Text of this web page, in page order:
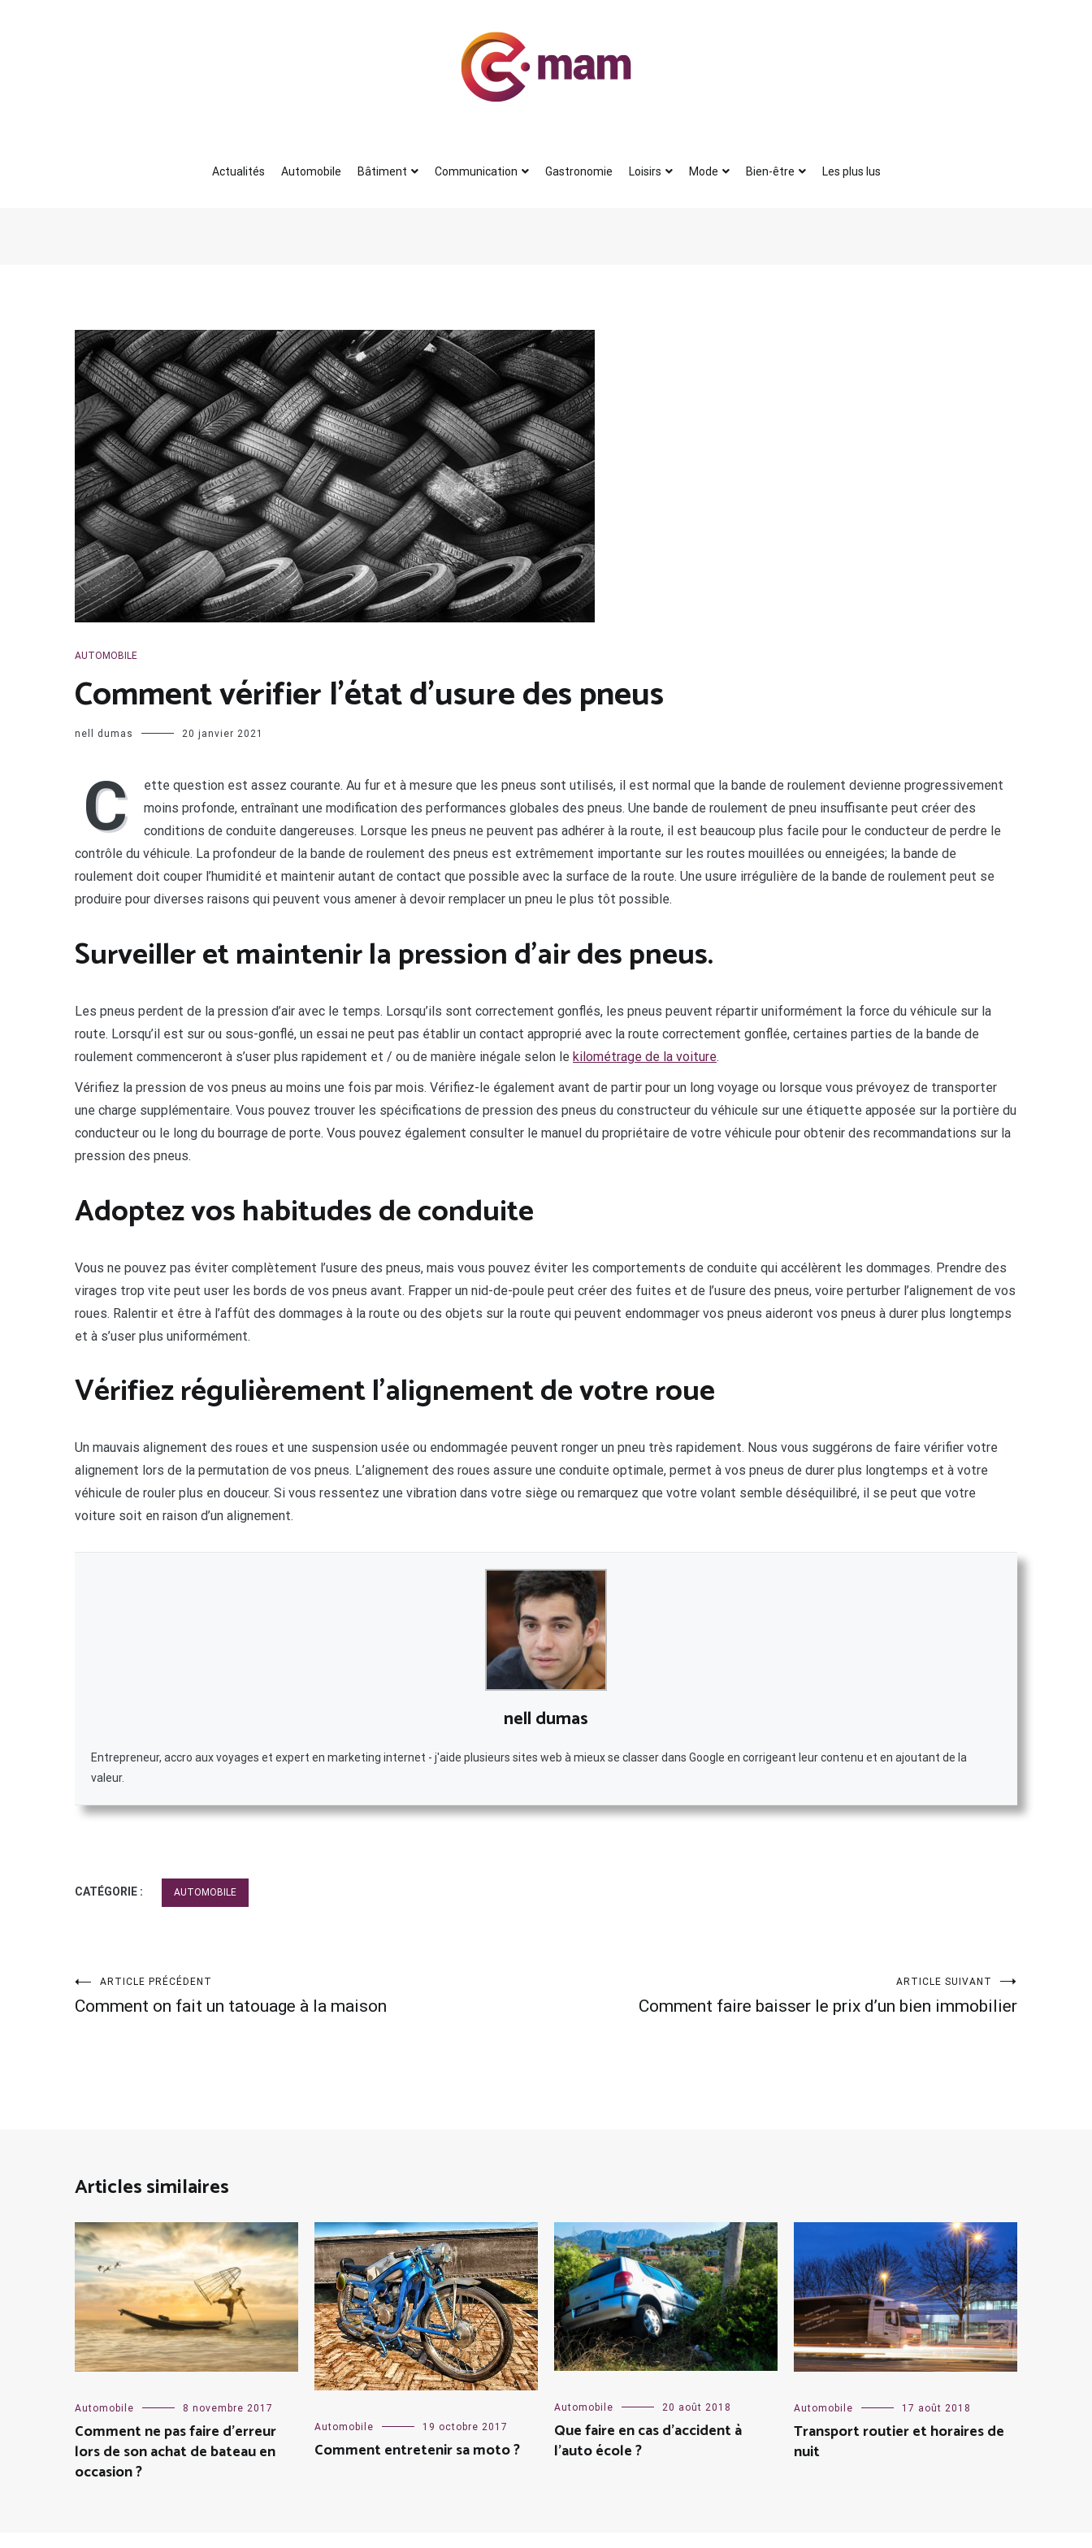
Actualités
Automobile Bâtiment Communication Gastronomie Loisirs Mode Bien-être Les plus lus
AUTOMOBILE
Comment vérifier l’état d’usure des pneus
nell dumas 20 janvier 2021
C
ette question est assez courante. Au fur et à mesure que les pneus sont utilisés, il est normal que la bande de roulement devienne progressivement
moins profonde, entraînant une modification des performances globales des pneus. Une bande de roulement de pneu insuffisante peut créer des
conditions de conduite dangereuses. Lorsque les pneus ne peuvent pas adhérer à la route, il est beaucoup plus facile pour le conducteur de perdre le
contrôle du véhicule. La profondeur de la bande de roulement des pneus est extrêmement importante sur les routes mouillées ou enneigées; la bande de
roulement doit couper l’humidité et maintenir autant de contact que possible avec la surface de la route. Une usure irrégulière de la bande de roulement peut se
produire pour diverses raisons qui peuvent vous amener à devoir remplacer un pneu le plus tôt possible.
Surveiller et maintenir la pression d’air des pneus.
Les pneus perdent de la pression d’air avec le temps. Lorsqu’ils sont correctement gonflés, les pneus peuvent répartir uniformément la force du véhicule sur la
route. Lorsqu’il est sur ou sous-gonflé, un essai ne peut pas établir un contact approprié avec la route correctement gonflée, certaines parties de la bande de
roulement commenceront à s’user plus rapidement et / ou de manière inégale selon le kilométrage de la voiture.
Vérifiez la pression de vos pneus au moins une fois par mois. Vérifiez-le également avant de partir pour un long voyage ou lorsque vous prévoyez de transporter
une charge supplémentaire. Vous pouvez trouver les spécifications de pression des pneus du constructeur du véhicule sur une étiquette apposée sur la portière du
conducteur ou le long du bourrage de porte. Vous pouvez également consulter le manuel du propriétaire de votre véhicule pour obtenir des recommandations sur la
pression des pneus.
Adoptez vos habitudes de conduite
Vous ne pouvez pas éviter complètement l’usure des pneus, mais vous pouvez éviter les comportements de conduite qui accélèrent les dommages. Prendre des
virages trop vite peut user les bords de vos pneus avant. Frapper un nid-de-poule peut créer des fuites et de l’usure des pneus, voire perturber l’alignement de vos
roues. Ralentir et être à l’affût des dommages à la route ou des objets sur la route qui peuvent endommager vos pneus aideront vos pneus à durer plus longtemps
et à s’user plus uniformément.
Vérifiez régulièrement l’alignement de votre roue
Un mauvais alignement des roues et une suspension usée ou endommagée peuvent ronger un pneu très rapidement. Nous vous suggérons de faire vérifier votre
alignement lors de la permutation de vos pneus. L’alignement des roues assure une conduite optimale, permet à vos pneus de durer plus longtemps et à votre
véhicule de rouler plus en douceur. Si vous ressentez une vibration dans votre siège ou remarquez que votre volant semble déséquilibré, il se peut que votre
voiture soit en raison d’un alignement.
nell dumas
Entrepreneur, accro aux voyages et expert en marketing internet - j'aide plusieurs sites web à mieux se classer dans Google en corrigeant leur contenu et en ajoutant de la
valeur.
CATÉGORIE : AUTOMOBILE
Navigation
ARTICLE PRÉCÉDENT
Comment on fait un tatouage à la maison
ARTICLE SUIVANT
Comment faire baisser le prix d’un bien immobilier
Articles similaires
Automobile 8 novembre 2017
Comment ne pas faire d’erreur
lors de son achat de bateau en
occasion ?
Automobile 19 octobre 2017
Comment entretenir sa moto ?
Automobile 20 août 2018
Que faire en cas d’accident à
l’auto école ?
Automobile 17 août 2018
Transport routier et horaires de
nuit